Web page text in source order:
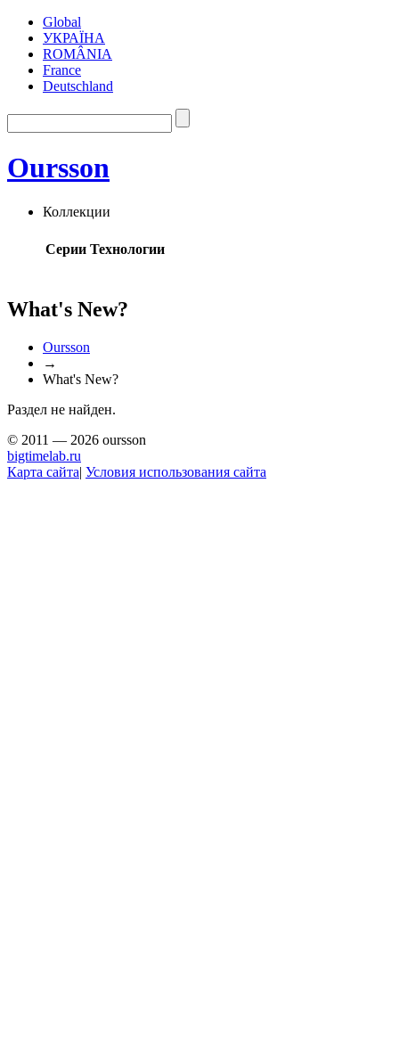
Global
УКРАЇНА
ROMÂNIA
France
Deutschland
Oursson
Коллекции
Серии Технологии
What's New?
Oursson
→
What's New?
Раздел не найден.
© 2011 — 2026 oursson
bigtimelab.ru
Карта сайта| Условия использования сайта